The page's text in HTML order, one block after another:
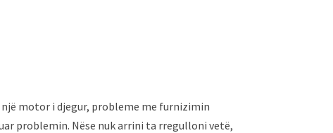
motor i djegur, probleme me furnizimin
problemin. Nëse nuk arrini ta rregulloni vetë,